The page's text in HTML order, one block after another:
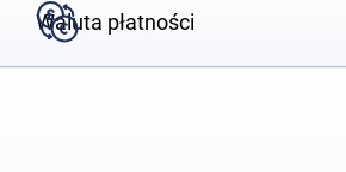
Waluta płatności